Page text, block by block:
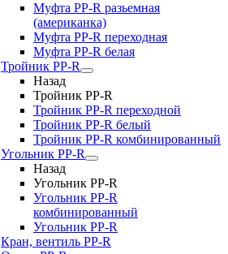
Муфта РР-R разьемная
(американка)
Муфта РР-R переходная
Муфта РР-R белая
Тройник PP-R
Назад
Тройник PP-R
Тройник РР-R переходной
Тройник РР-R белый
Тройник РР-R комбинированный
Угольник PP-R
Назад
Угольник PP-R
Угольник РР-R
комбинированный
Угольник РР-R
Кран, вентиль PP-R